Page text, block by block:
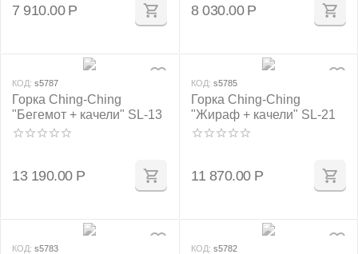
7 910.00 Р 8 030.00 Р
КОД: s5787
Горка Ching-Ching
"Бегемот + качели" SL-13
13 190.00 Р
КОД: s5785
Горка Ching-Ching
"Жираф + качели" SL-21
11 870.00 Р
КОД: s5783 КОД: s5782